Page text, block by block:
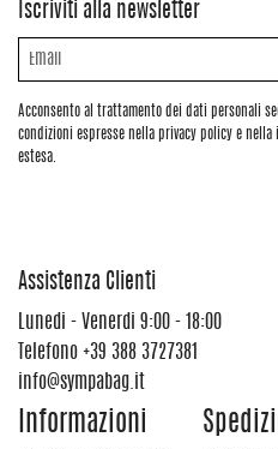
Iscriviti alla newsletter
Acconsento al trattamento dei dati personali
condizioni espresse nella privacy policy e nella
estesa.
Assistenza Clienti
Lunedi - Venerdi 9:00 - 18:00
Telefono +39 388 3727381
info@sympabag.it
Informazioni